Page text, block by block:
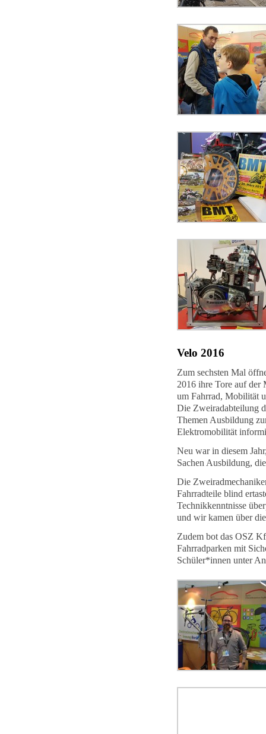
Velo 2016
Zum sechsten Mal
2016 ihre Tore auf der
um Fahrrad, Mobilität
Die Zweiradabteilung
Themen Ausbildung
Elektromobilität
Neu war in diesem
Sachen Ausbildung,
Die
Fahrradteile blind
Technikkenntnisse
und wir kamen über
Zudem bot das OSZ
Fahrradparken mit
Schüler*innen unter